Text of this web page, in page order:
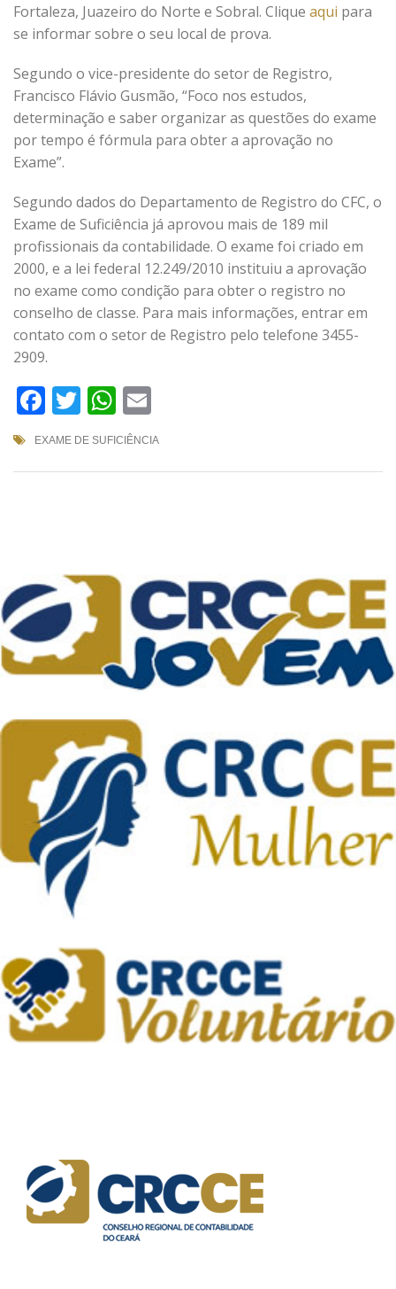
Fortaleza, Juazeiro do Norte e Sobral. Clique aqui para
se informar sobre o seu local de prova.
Segundo o vice-presidente do setor de Registro,
Francisco Flávio Gusmão, “Foco nos estudos,
determinação e saber organizar as questões do exame
por tempo é fórmula para obter a aprovação no
Exame”.
Segundo dados do Departamento de Registro do CFC, o
Exame de Suficiência já aprovou mais de 189 mil
profissionais da contabilidade. O exame foi criado em
2000, e a lei federal 12.249/2010 instituiu a aprovação
no exame como condição para obter o registro no
conselho de classe. Para mais informações, entrar em
contato com o setor de Registro pelo telefone 3455-
2909.
Facebook
TwitterWhatsApp
EXAME DE SUFICIÊNCIA